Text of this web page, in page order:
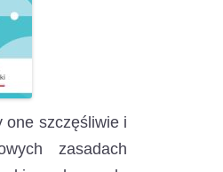
one szczęśliwie i
zasadach